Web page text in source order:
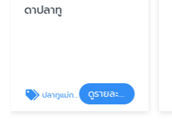
ดาปลาทู
ปลาทูแม่กลอง ดูรายละเอียด